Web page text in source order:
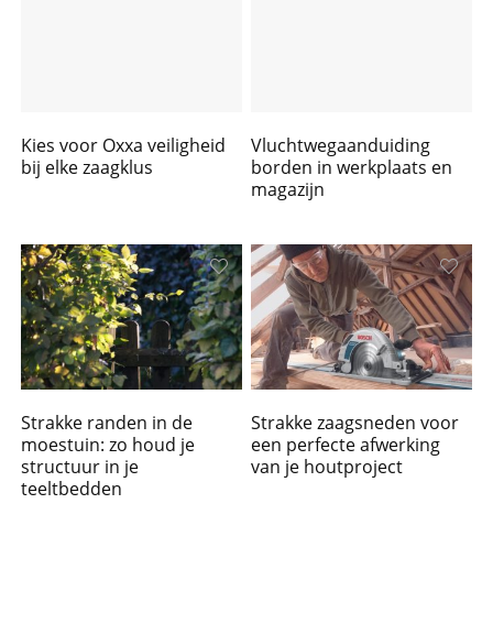
Kies voor Oxxa veiligheid
bij elke zaagklus
Vluchtwegaanduiding
borden in werkplaats en
magazijn
Strakke randen in de
moestuin: zo houd je
structuur in je
teeltbedden
Strakke zaagsneden voor
een perfecte afwerking
van je houtproject